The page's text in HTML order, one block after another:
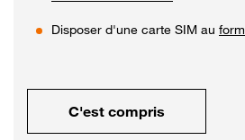
Disposer d'une carte SIM au
C'est compris